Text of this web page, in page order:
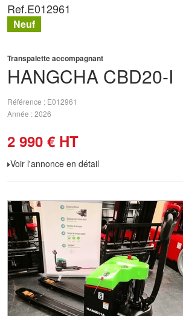
HANGCHA CBD20-I
Transpalette accompagnant
Référence
E012961
Année 2026
2 990 € HT
Voir l'annonce en détail
Ref.E012961
Neuf